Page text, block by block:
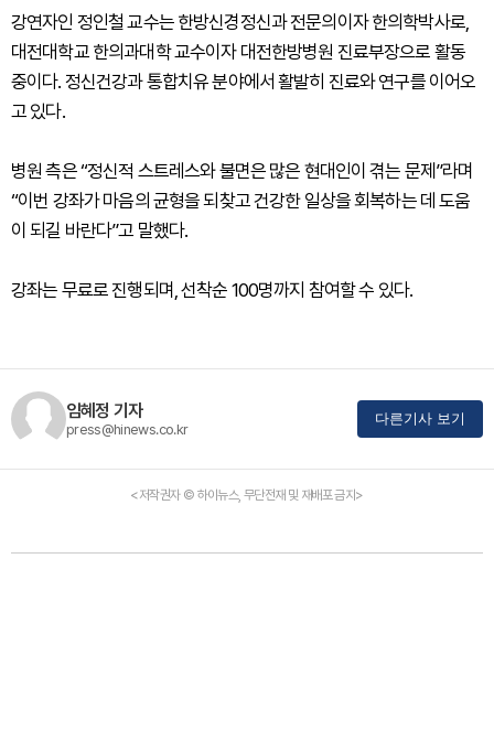
강연자인 정인철 교수는 한방신경정신과 전문의이자 한의학박사로,
대전대학교 한의과대학 교수이자 대전한방병원 진료부장으로 활동
중이다. 정신건강과 통합치유 분야에서 활발히 진료와 연구를 이어오
고 있다.
병원 측은 “정신적 스트레스와 불면은 많은 현대인이 겪는 문제”라며
“이번 강좌가 마음의 균형을 되찾고 건강한 일상을 회복하는 데 도움
이 되길 바란다”고 말했다.
강좌는 무료로 진행되며, 선착순 100명까지 참여할 수 있다.
임혜정 기자
press@hinews.co.kr
다른기사 보기
<저작권자 © 하이뉴스, 무단전재 및 재배포 금지>